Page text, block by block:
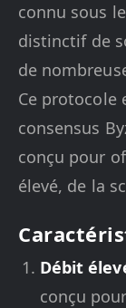
connu sous
distinctif de
de
Ce protocole
consensus
conçu pour
élevé, de la
Débit
conçu